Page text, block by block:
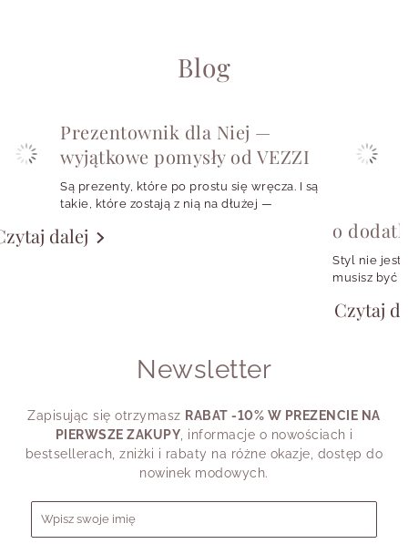
Blog
Prezentownik dla Niej —
wyjątkowe pomysły od VEZZI
Są prezenty, które po prostu się wręcza. I są
takie, które zostają z nią na dłużej —
w małym rytuale zakładania ulubionych
dalej
o
Styl nie jest
musisz być
chcesz
swojego
dziś
Czytaj
Newsletter
Zapisując się otrzymasz RABAT -10% W PREZENCIE NA
PIERWSZE ZAKUPY, informacje o nowościach i
bestsellerach, zniżki i rabaty na różne okazje, dostęp do
nowinek modowych.
Formularz zapisu do newslettera